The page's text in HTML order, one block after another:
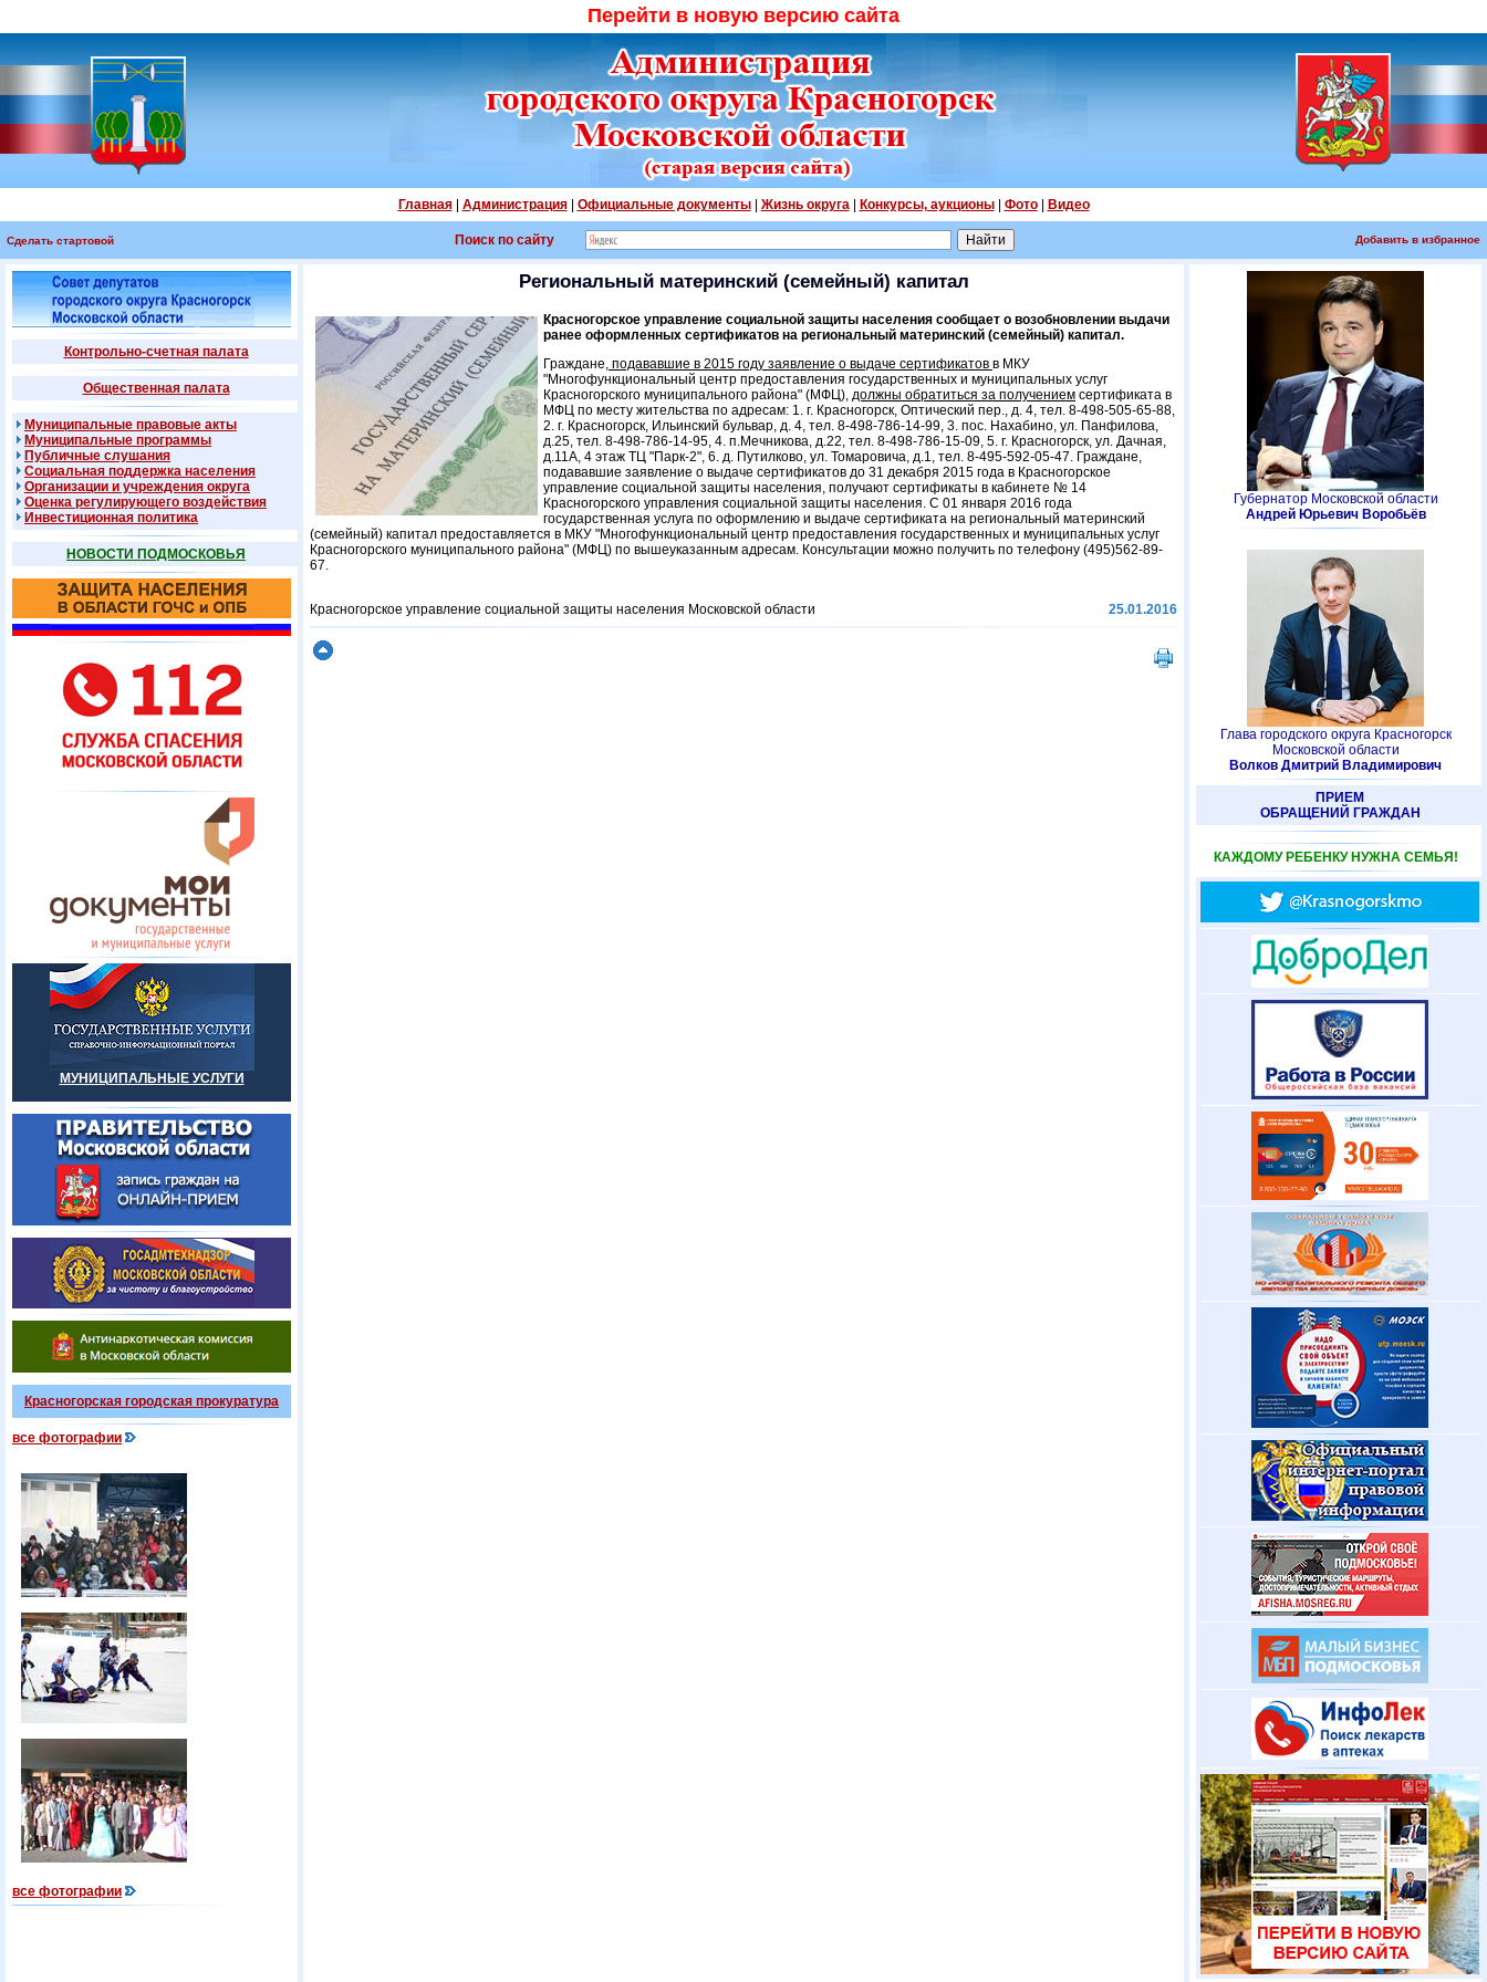
Перейти в новую версию сайта
Главная| Администрация| Официальные документы| Жизнь округа| Конкурсы, аукционы| Фото| Видео
Сделать стартовой Поиск по сайту Добавить в избранное
Контрольно-счетная палата
Общественная палата
Муниципальные правовые акты
Муниципальные программы
Публичные слушания
Социальная поддержка населения
Организации и учреждения округа
Оценка регулирующего воздействия
Инвестиционная политика
НОВОСТИ ПОДМОСКОВЬЯ
МУНИЦИПАЛЬНЫЕ УСЛУГИ
Красногорская городская прокуратура
все фотографии
все фотографии
Региональный материнский (семейный) капитал
Красногорское управление социальной защиты населения сообщает о возобновлении выдачи
ранее оформленных сертификатов на региональный материнский (семейный) капитал.
Граждане, подававшие в 2015 году заявление о выдаче сертификатов в МКУ
"Многофункциональный центр предоставления государственных и муниципальных услуг
Красногорского муниципального района" (МФЦ), должны обратиться за получением сертификата в
МФЦ по месту жительства по адресам: 1. г. Красногорск, Оптический пер., д. 4, тел. 8-498-505-65-88,
2. г. Красногорск, Ильинский бульвар, д. 4, тел. 8-498-786-14-99, 3. пос. Нахабино, ул. Панфилова,
д.25, тел. 8-498-786-14-95, 4. п.Мечникова, д.22, тел. 8-498-786-15-09, 5. г. Красногорск, ул. Дачная,
д.11А, 4 этаж ТЦ "Парк-2", 6. д. Путилково, ул. Томаровича, д.1, тел. 8-495-592-05-47. Граждане,
подававшие заявление о выдаче сертификатов до 31 декабря 2015 года в Красногорское
управление социальной защиты населения, получают сертификаты в кабинете № 14
Красногорского управления социальной защиты населения. С 01 января 2016 года
государственная услуга по оформлению и выдаче сертификата на региональный материнский
(семейный) капитал предоставляется в МКУ "Многофункциональный центр предоставления государственных и муниципальных услуг
Красногорского муниципального района" (МФЦ) по вышеуказанным адресам. Консультации можно получить по телефону (495)562-89-
67.
Красногорское управление социальной защиты населения Московской области 25.01.2016
Губернатор Московской области
Андрей Юрьевич Воробьёв
Глава городского округа Красногорск
Московской области
Волков Дмитрий Владимирович
ПРИЕМ
ОБРАЩЕНИЙ ГРАЖДАН
КАЖДОМУ РЕБЕНКУ НУЖНА СЕМЬЯ!